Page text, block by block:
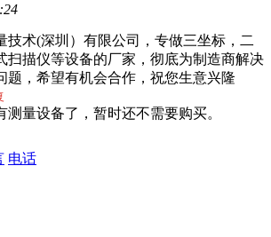
技术(深圳）有限公司，专做三坐标，二
扫描仪等设备的厂家，彻底为制造商解决
题，希望有机会合作，祝您生意兴隆
量设备了，暂时还不需要购买。
电话